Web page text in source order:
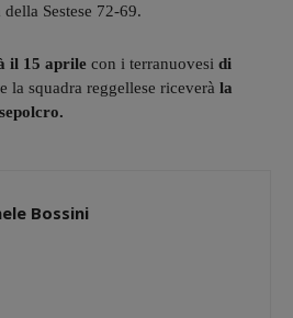
Sestese 72-69.
il 15 aprile con i terranuovesi di
la squadra reggellese riceverà la
Bossini